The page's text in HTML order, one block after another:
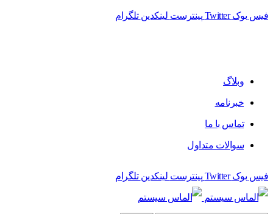
فیس بوک Twitter پینترست لینکدین تلگرام
وبلاگ
خبرنامه
تماس با ما
سوالات متداول
فیس بوک Twitter پینترست لینکدین تلگرام